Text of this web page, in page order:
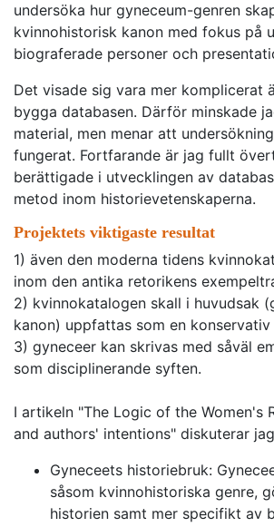
undersöka hur gyneceum-genren
kvinnohistorisk kanon med fokus på
biograferade personer och
Det visade sig vara mer komplicerat
bygga databasen. Därför minskade
material, men menar att
fungerat. Fortfarande är jag fullt
berättigade i utvecklingen av
metod inom historievetenskaperna.
Projektets viktigaste resultat
1) även den moderna tidens
inom den antika retorikens
2) kvinnokatalogen skall i huvudsak
kanon) uppfattas som en konservativ
3) gyneceer kan skrivas med såväl
som disciplinerande syften.
I artikeln "The Logic of the Women's
and authors' intentions" diskuterar
Gyneceets historiebruk:
såsom kvinnohistoriska genre,
historien samt mer specifikt av